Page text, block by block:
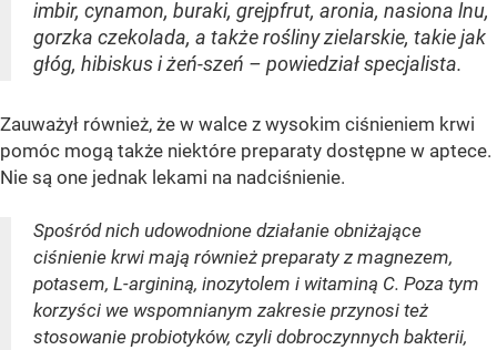
imbir, cynamon, buraki, grejpfrut, aronia, nasiona lnu,
gorzka czekolada, a także rośliny zielarskie, takie jak
głóg, hibiskus i żeń-szeń – powiedział specjalista.
Zauważył również, że w walce z wysokim ciśnieniem krwi
pomóc mogą także niektóre preparaty dostępne w aptece.
Nie są one jednak lekami na nadciśnienie.
Spośród nich udowodnione działanie obniżające
ciśnienie krwi mają również preparaty z magnezem,
potasem, L-argininą, inozytolem i witaminą C. Poza tym
korzyści we wspomnianym zakresie przynosi też
stosowanie probiotyków, czyli dobroczynnych bakterii,